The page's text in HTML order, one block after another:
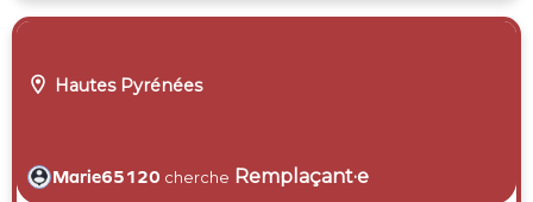
 Hautes Pyrénées
Marie65120 cherche Remplaçant·e